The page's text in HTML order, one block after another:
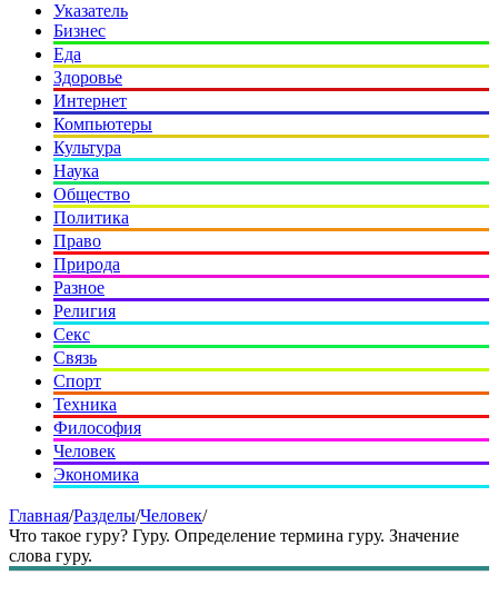
Указатель
Бизнес
Еда
Здоровье
Интернет
Компьютеры
Культура
Наука
Общество
Политика
Право
Природа
Разное
Религия
Секс
Связь
Спорт
Техника
Философия
Человек
Экономика
Главная/Разделы/Человек/
Что такое гуру? Гуру. Определение термина гуру. Значение
слова гуру.